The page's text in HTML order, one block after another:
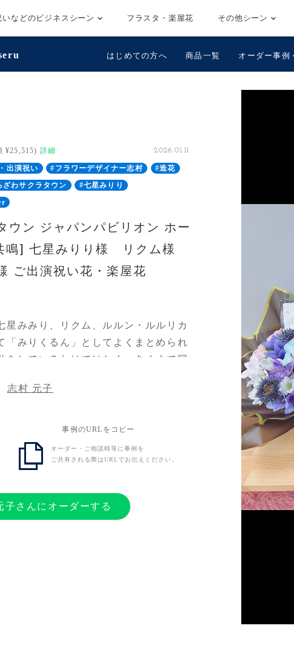
いなどのビジネスシーン フラスタ・楽屋花 その他シーン
はじめての方へ 商品一覧 オーダー事例
¥25,515) 詳細 2026.01.11
出演祝い #フラワーデザイナー志村
#造花
ざわサクラタウン
#七星みりり
ウン ジャパンパビリオン ホー
鳴] 七星みりり様 リクム様
ご出演祝い花・楽屋花
星みみり、リクム、ルルン・ルルリカ
「みりくるん」としてよくまとめられ
をしているわけではなく、あくまで同
けの共通点しかないが、三人とても仲
でも話し続けることもある。
、一人ひとりの個性は出しつつも、三
うにしたく、一つの花で連名に…とい
人ひとりに花を贈りつつ、デザイナー
現されていた。このさじ加減が絶妙で
上がりでした。
志村 元子
事例のURLをコピー
オーダー・ご相談時等に事例を
ご共有される際はURLでお伝えください。
子さんにオーダーする